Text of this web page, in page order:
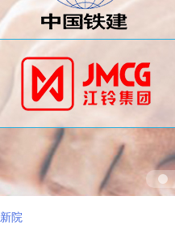
院